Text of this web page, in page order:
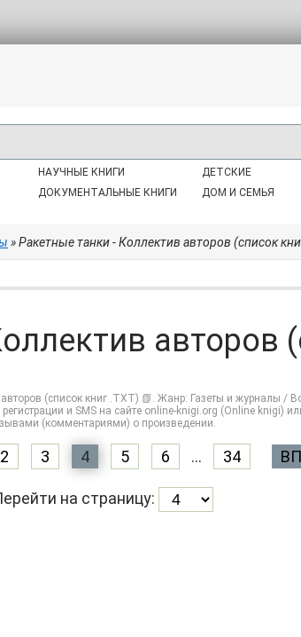
НАУЧНЫЕ КНИГИ
ДОКУМЕНТАЛЬНЫЕ КНИГИ
ДЕТСКИЕ
ДОМ И СЕМЬЯ
» Ракетные танки - Коллектив авторов (список
авторов
(список книг .TXT) 📗. Жанр: Газеты и журналы /
и SMS на сайте online-knigi.org (Online knigi)
(комментариями) о произведении.
2 3 4 5 6 ... 34
на страницу: